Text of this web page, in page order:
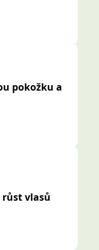
pokožku a
růst vlasů